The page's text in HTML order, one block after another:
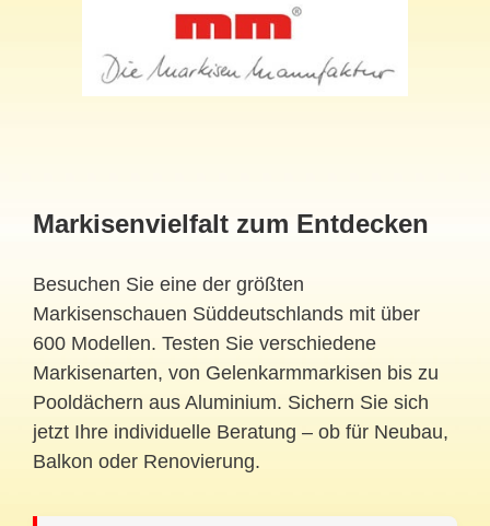
Markisenvielfalt zum Entdecken
Besuchen Sie eine der größten
Markisenschauen Süddeutschlands mit über
600 Modellen. Testen Sie verschiedene
Markisenarten, von Gelenkarmmarkisen bis zu
Pooldächern aus Aluminium. Sichern Sie sich
jetzt Ihre individuelle Beratung – ob für Neubau,
Balkon oder Renovierung.